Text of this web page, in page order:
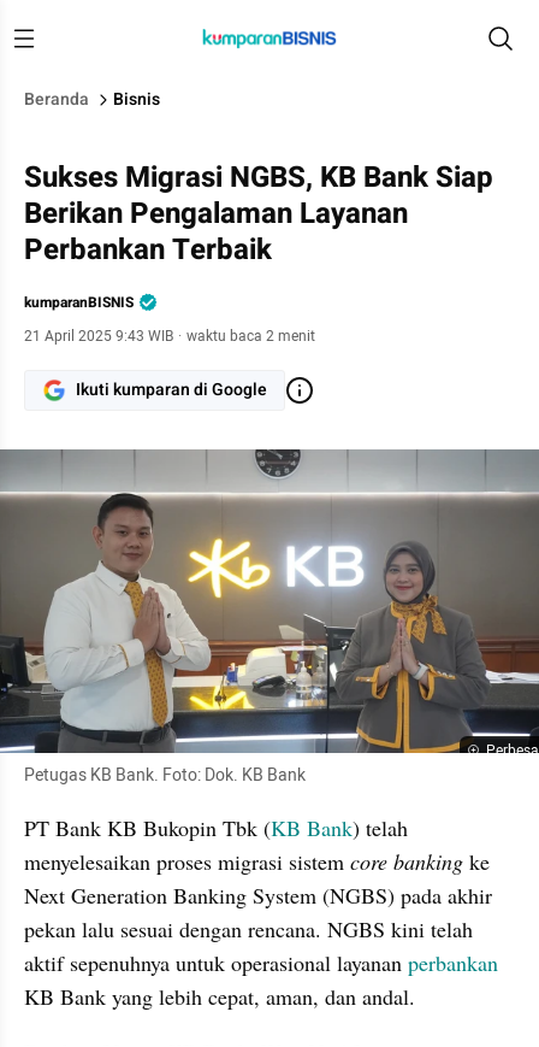
Beranda Bisnis
Sukses Migrasi NGBS, KB Bank Siap
Berikan Pengalaman Layanan
Perbankan Terbaik
kumparanBISNIS
21 April 2025 9:43 WIB · waktu baca 2 menit
Ikuti kumparan di Google
Petugas KB Bank. Foto: Dok. KB Bank
PT Bank KB Bukopin Tbk (KB Bank) telah
menyelesaikan proses migrasi sistem core banking ke
Next Generation Banking System (NGBS) pada akhir
pekan lalu sesuai dengan rencana. NGBS kini telah
aktif sepenuhnya untuk operasional layanan perbankan
KB Bank yang lebih cepat, aman, dan andal.